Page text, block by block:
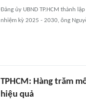
Đảng ủy UBND TP.HCM thành
nhiệm kỳ 2025 - 2030, ông
TPHCM: Hàng trăm
hiệu quả